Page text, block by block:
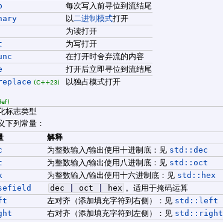
每次写入前寻位到流结尾
以 二进制模式打开
为读打开
为写打开
在打开时舍弃流的内容
打开后立即寻位到流结尾
(C++23) 以独占模式打开
标志类型
下列常量：
解释
为整数输入/输出使用十进制底：见 std::dec
为整数输入/输出使用八进制底：见 std::oct
为整数输入/输出使用十六进制底：见 std::hex
dec oct hex 。适用于掩码运算
左对齐（添加填充字符到右侧）：见 std::left
右对齐（添加填充字符到左侧）：见 std::right